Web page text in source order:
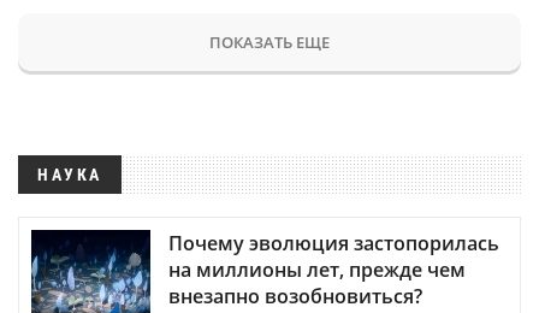
ПОКАЗАТЬ ЕЩЕ
НАУКА
Почему эволюция застопорилась
на миллионы лет, прежде чем
внезапно возобновиться?